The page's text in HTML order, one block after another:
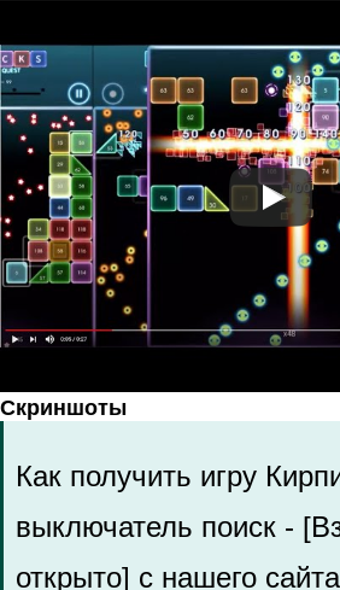
Скриншоты
Как получить игру
выключатель поиск -
открыто] с нашего